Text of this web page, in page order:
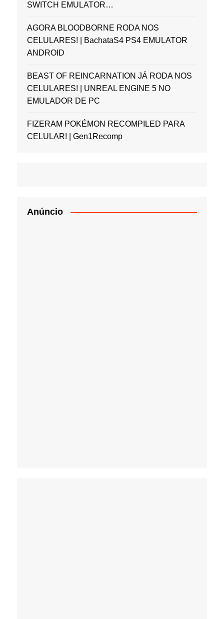
SWITCH EMULATOR…
AGORA BLOODBORNE RODA NOS
CELULARES! | BachataS4 PS4 EMULATOR
ANDROID
BEAST OF REINCARNATION JÁ RODA NOS
CELULARES! | UNREAL ENGINE 5 NO
EMULADOR DE PC
FIZERAM POKÉMON RECOMPILED PARA
CELULAR! | Gen1Recomp
Anúncio